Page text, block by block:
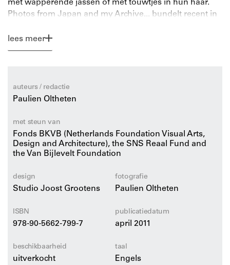
met wapperende jassen of met touwtjes in hun haar.
Photos from Japan and my Archive... bundelt recent in
beelden, teksten en schetsen uit haar omvangrijke
archief. Door haar originele omgang met het medium,
de hedendaagse Nederlandse fotografie en kunst. Walk
on a Line... is een boek over gedachten, over lijnen,
Alledaags en absurd. Echt en geënsceneerd.
Werk van Oltheten is aangekocht door het Stedelijk
Museum Amsterdam en het Nederlands Fotomuseum
in Rotterdam. In 2010 heeft ze de Thieme Art Award
Beeldende Kunst Prijs 2010.
lees meer
auteurs / redactie
Paulien Oltheten
met steun van
Fonds BKVB (Netherlands Foundation Visual Arts,
Design and Architecture), the SNS Reaal Fund and
the Van Bijlevelt Foundation
design
Studio Joost Grootens
fotografie
Paulien Oltheten
ISBN
978-90-5662-799-7
publicatiedatum
april 2011
beschikbaarheid
uitverkocht
taal
Engels